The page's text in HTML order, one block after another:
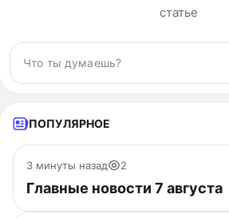
статье
ПОПУЛЯРНОЕ
3 минуты назад 2
Главные новости 7 августа